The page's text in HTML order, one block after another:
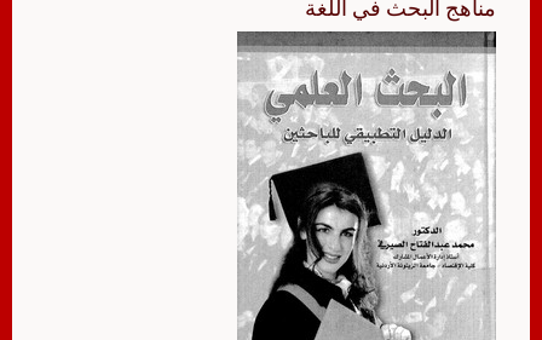
مناهج البحث في اللغة